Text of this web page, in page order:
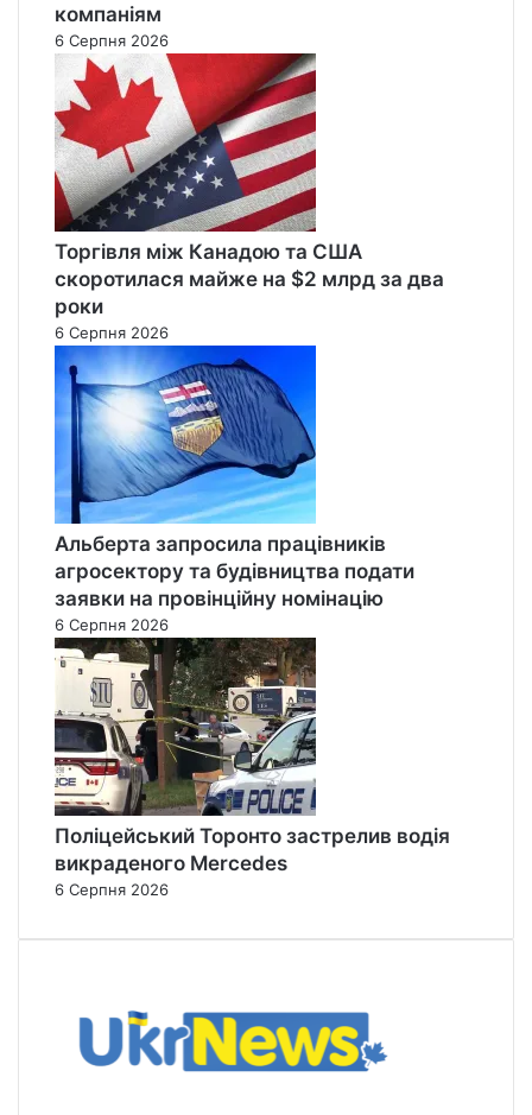
компаніям
6 Серпня 2026
Торгівля між Канадою та США
скоротилася майже на $2 млрд за два
роки
6 Серпня 2026
Альберта запросила працівників
агросектору та будівництва подати
заявки на провінційну номінацію
6 Серпня 2026
Поліцейський Торонто застрелив водія
викраденого Mercedes
6 Серпня 2026